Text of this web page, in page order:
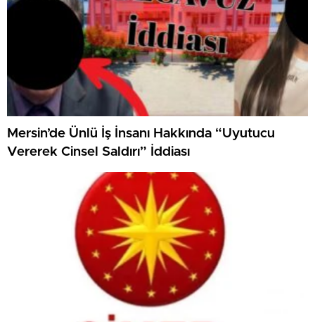
Mersin’de Ünlü İş İnsanı Hakkında “Uyutucu
Vererek Cinsel Saldırı” İddiası